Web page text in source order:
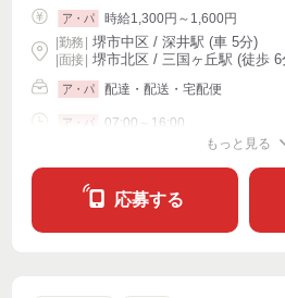
ア・パ
時給1,300円～1,600円
|勤務 堺市中区 / 深井駅 (車 5分)
| 面接 | 堺市北区 / 三国ヶ丘駅 (徒歩 6
ア・パ 配達・配送・宅配便
ア・パ 07:00～16:00
もっと見る
応募する